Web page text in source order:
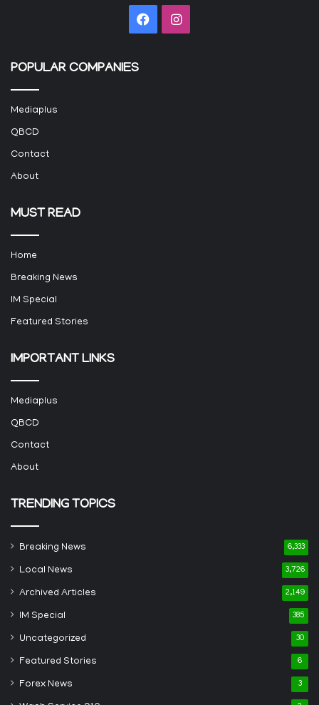
FacebookInstagram
POPULAR COMPANIES
Mediaplus
QBCD
Contact
About
MUST READ
Home
Breaking News
IM Special
Featured Stories
IMPORTANT LINKS
Mediaplus
QBCD
Contact
About
TRENDING TOPICS
Breaking News 6,333
Local News 3,726
Archived Articles 2,149
IM Special 385
Uncategorized 30
Featured Stories 6
Forex News 3